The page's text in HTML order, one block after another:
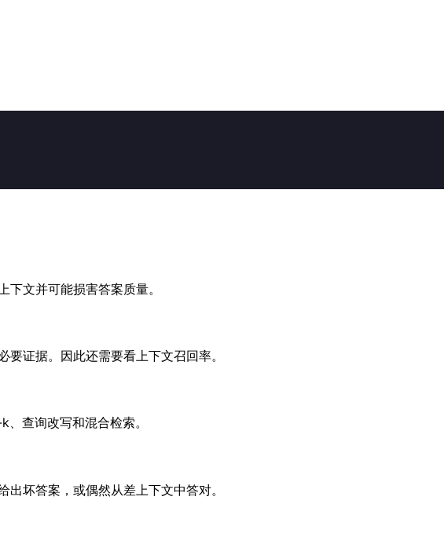
文并可能损害答案质量。
证据。因此还需要看上下文召回率。
查询改写和混合检索。
坏答案，或偶然从差上下文中答对。